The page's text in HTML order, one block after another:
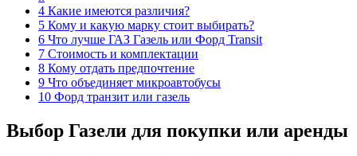
4 Какие имеются различия?
5 Кому и какую марку стоит выбирать?
6 Что лучше ГАЗ Газель или Форд Transit
7 Стоимость и комплектации
8 Кому отдать предпочтение
9 Что объединяет микроавтобусы
10 Форд транзит или газель
Выбор Газели для покупки или аренды